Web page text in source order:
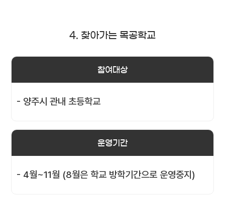
4. 찾아가는 목공학교
참여대상
- 양주시 관내 초등학교
운영기간
- 4월~11월 (8월은 학교 방학기간으로 운영중지)